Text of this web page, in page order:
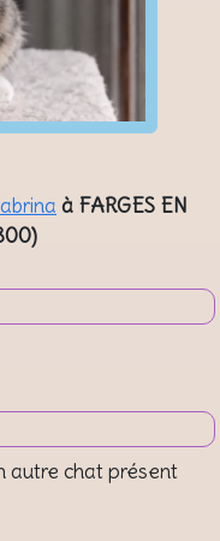
à FARGES EN
autre chat présent